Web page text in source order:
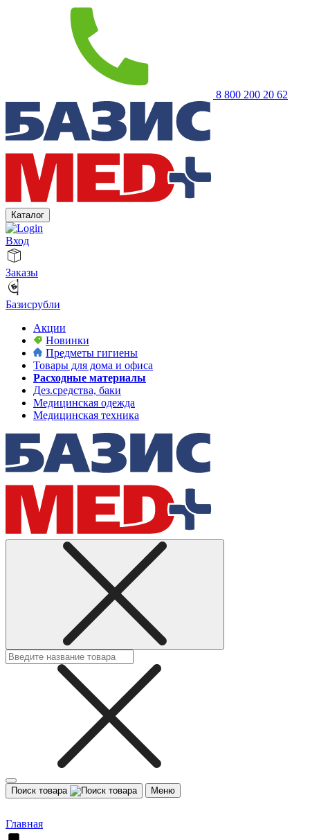
8 800 200 20 62
Каталог
Вход
Заказы
Базисрубли
Акции
Новинки
Предметы гигиены
Товары для дома и офиса
Расходные материалы
Дез.средства, баки
Медицинская одежда
Медицинская техника
Поиск товара Меню
Главная